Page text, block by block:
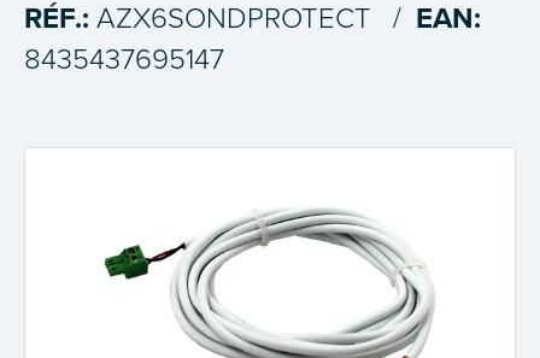
RÉF.: AZX6SONDPROTECT / EAN:
8435437695147